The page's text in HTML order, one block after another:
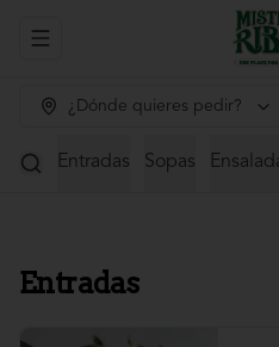
Abrir menu de navegación
¿Dónde quieres pedir?
Entradas Sopas
Entradas